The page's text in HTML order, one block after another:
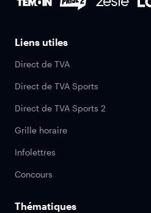
Liens utiles
Direct de TVA
Direct de TVA Sports
Direct de TVA Sports 2
Grille horaire
Infolettres
Concours
Thématiques